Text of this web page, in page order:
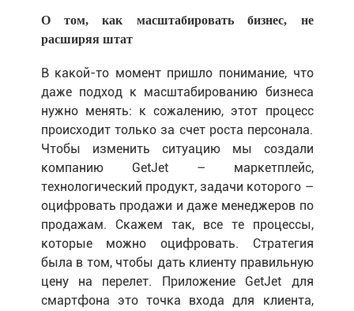
О том, как масштабировать бизнес, не
расширяя штат
В какой-то момент пришло понимание, что
даже подход к масштабированию бизнеса
нужно менять: к сожалению, этот процесс
происходит только за счет роста персонала.
Чтобы изменить ситуацию мы создали
компанию GetJet – маркетплейс,
технологический продукт, задачи которого –
оцифровать продажи и даже менеджеров по
продажам. Скажем так, все те процессы,
которые можно оцифровать. Стратегия
была в том, чтобы дать клиенту правильную
цену на перелет. Приложение GetJet для
смартфона это точка входа для клиента,